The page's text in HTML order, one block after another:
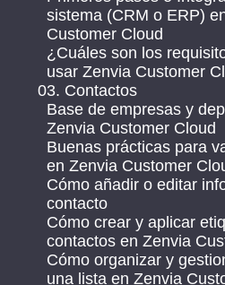
sistema (CRM o ERP)
Customer Cloud
¿Cuáles son los
usar Zenvia Customer
03. Contactos
Base de empresas y
Zenvia Customer Cloud
Buenas prácticas para
en Zenvia Customer
Cómo añadir o editar
contacto
Cómo crear y aplicar
contactos en Zenvia
Cómo organizar y
una lista en Zenvia